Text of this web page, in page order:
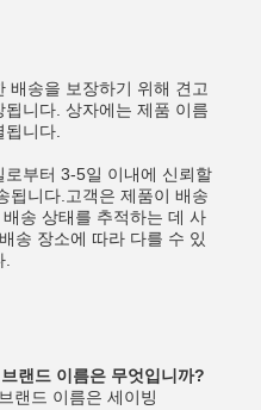
배송을 보장하기 위해 견고
니다. 상자에는 제품 이름
니다.
부터 3-5일 이내에 신뢰할
됩니다.고객은 제품이 배송
송 상태를 추적하는 데 사
송 장소에 따라 다를 수 있
랜드 이름은 무엇입니까?
랜드 이름은 세이빙